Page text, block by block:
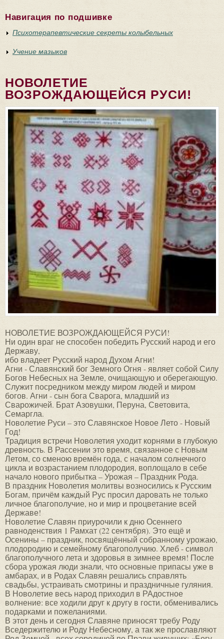
Навигация по подшивке
Психотерапевтические секреты колыбельных
Учение мазыков
НОВОЛЕТИЕ
ВОЗРОЖДАЮЩЕЙСЯ РУСИ!
НОВОЛЕТИЕ ВОЗРОЖДАЮЩЕЙСЯ РУСИ!
Ни один враг не способен победить Русский народ и его
Державу,
ибо владеет Русский народ Духом Агни!
Агни - Славянский бог Земного Огня - являет собой Силу
Богов Небесных на Земле, очищающую и оберегающую.
Служит посредником между миром людей и миром
богов. Агни - сын бога Сварога, младший из
Сварожичей. Брат Азовушки, Перуна, Световита,
Семаргла.
Новолетие Руси – это Славянское Новое Лето - Новый
Год!
Традиция встречи Новолетия уходит корнями в глубокую
древность. В Рассении это время, связанное с Новым
Летом, со сменою времён года, с началом солнечного
цикла и возрастанием плодородия, воплощало в себе
начало нового прибытка – Урожая – Праздник Рода.
В праздник Новолетия молитвы возносились к Русским
Богам, причём каждый Рус просил даровать не только
личное благополучие, но и мир и процветание всей
Державе!
Новолетие Славян приурочили к дню Осеннего
равноденствия 1 Рамхат (22 сентября). Это ещё и
Осенины – праздник, посвящённый собранному урожаю,
плодородию и семейному благополучию. Хлеб - символ
благополучного лета и здоровья в зимнее время! После
сбора урожая люди знали, что основные припасы уже в
амбарах, и в Родах Славян решались справлять
свадьбы, устраивать смотрины и праздничные гуляния.
В Новолетие весь народ приходил в РАдостное
волнение: все ходили друг к другу в гости, обменивались
подарками и пожеланиями.
В этот день и сегодня Славяне приносят требу Роду
Вседержителю и Роду Небесному, а так же прославляют